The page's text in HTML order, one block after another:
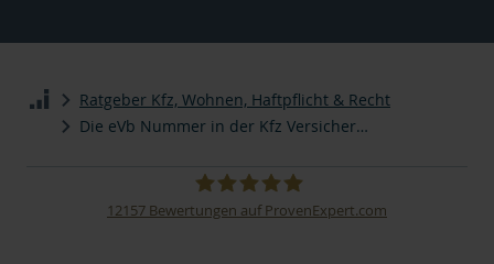
Ratgeber Kfz, Wohnen, Haftpflicht & Recht
Die eVb Nummer in der Kfz Versicherung
12157 Bewertungen auf ProvenExpert.com